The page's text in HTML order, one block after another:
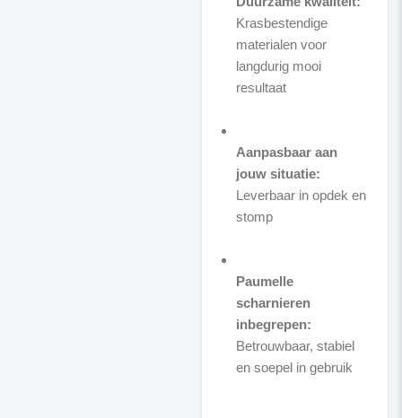
Krasbestendige
materialen voor
langdurig mooi
resultaat
Aanpasbaar aan
jouw situatie:
Leverbaar in opdek en
stomp
Paumelle
scharnieren
inbegrepen:
Betrouwbaar, stabiel
en soepel in gebruik